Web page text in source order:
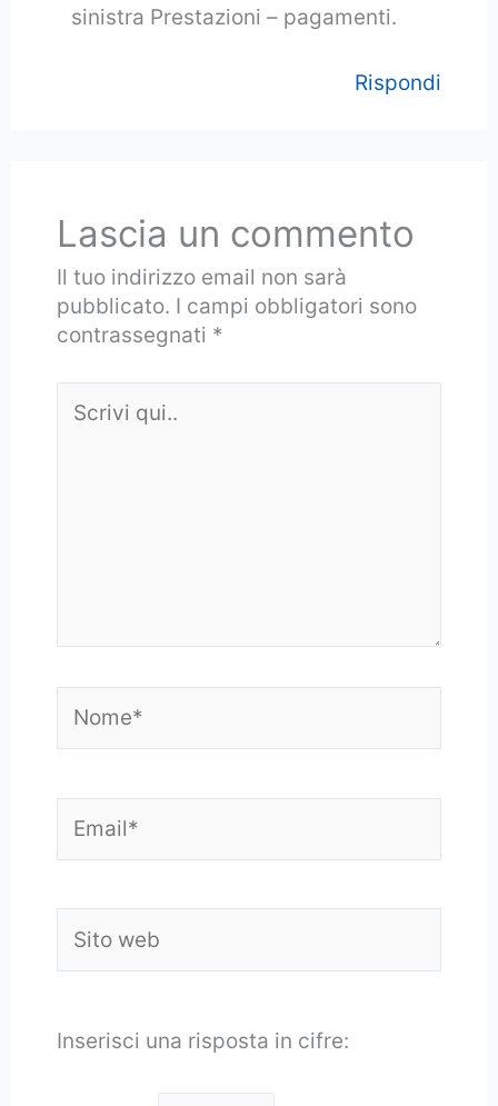
sinistra Prestazioni – pagamenti.
Rispondi
Lascia un commento
Il tuo indirizzo email non sarà
pubblicato. I campi obbligatori sono
contrassegnati *
qui..
web
Inserisci una risposta in cifre: